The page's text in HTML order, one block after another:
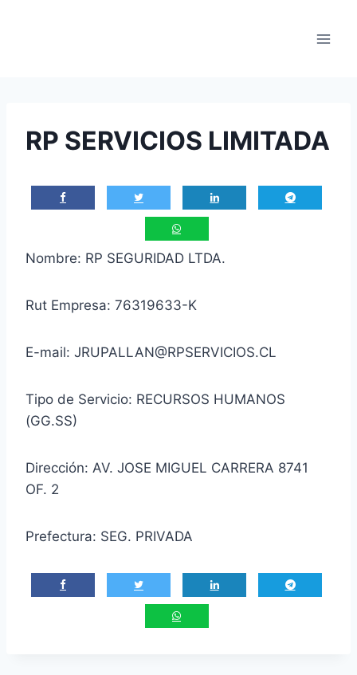
RP SERVICIOS LIMITADA
Nombre: RP SEGURIDAD LTDA.
Rut Empresa: 76319633-K
E-mail: JRUPALLAN@RPSERVICIOS.CL
Tipo de Servicio: RECURSOS HUMANOS
(GG.SS)
Dirección: AV. JOSE MIGUEL CARRERA 8741
OF. 2
Prefectura: SEG. PRIVADA